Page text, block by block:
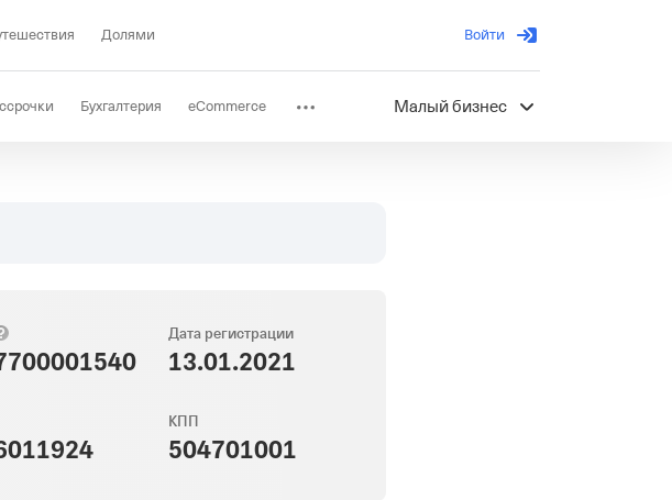
Долями Войти
Бухгалтерия eCommerce Малый бизнес
Дата регистрации
13.01.2021
КПП
504701001